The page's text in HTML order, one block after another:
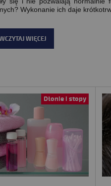
Wykonanie ich daje
WIĘCEJ
Dłonie i stopy